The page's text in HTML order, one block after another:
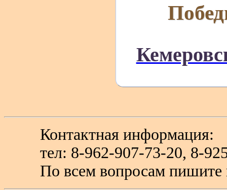
Контактная информация:
тел: 8-962-907-73-20, 8-
По всем вопросам